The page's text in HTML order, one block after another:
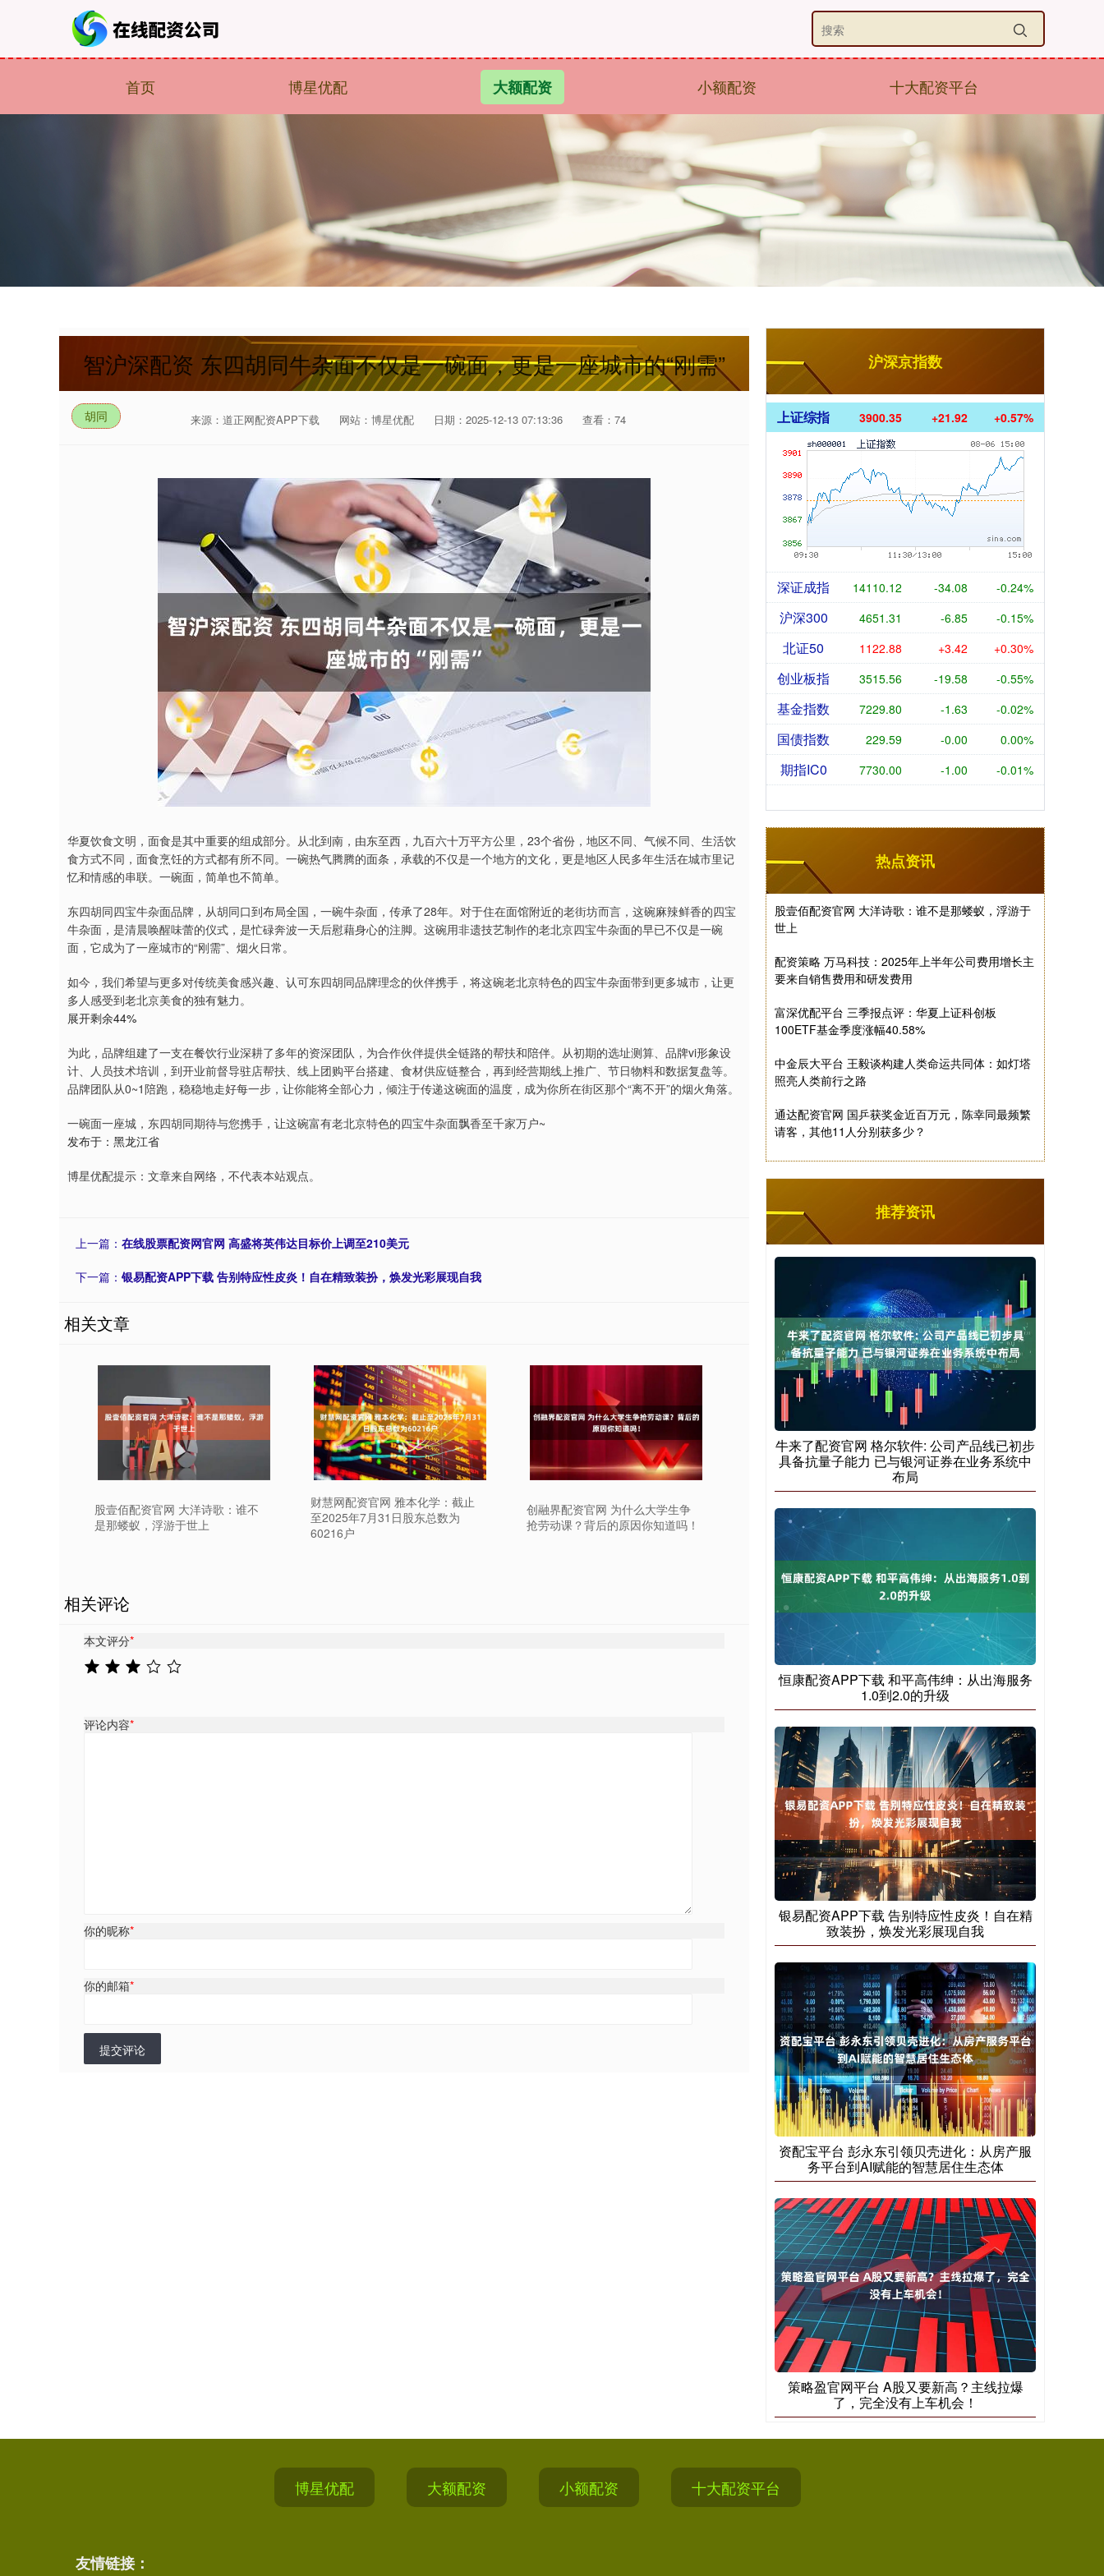
首页 博星优配 大额配资 小额配资 十大配资平台
智沪深配资 东四胡同牛杂面不仅是一碗面，更是一座城市的“刚需”
胡同 来源：道正网配资APP下载 网站：博星优配 日期：2025-12-13 07:13:36 查看：74
华夏饮食文明，面食是其中重要的组成部分。从北到南，由东至西，九百六十万平方公里，23个省份，地区不同、气候不同、生活饮
食方式不同，面食烹饪的方式都有所不同。一碗热气腾腾的面条，承载的不仅是一个地方的文化，更是地区人民多年生活在城市里记
忆和情感的串联。一碗面，简单也不简单。
东四胡同四宝牛杂面品牌，从胡同口到布局全国，一碗牛杂面，传承了28年。对于住在面馆附近的老街坊而言，这碗麻辣鲜香的四宝
牛杂面，是清晨唤醒味蕾的仪式，是忙碌奔波一天后慰藉身心的注脚。这碗用非遗技艺制作的老北京四宝牛杂面的早已不仅是一碗
面，它成为了一座城市的“刚需”、烟火日常。
如今，我们希望与更多对传统美食感兴趣、认可东四胡同品牌理念的伙伴携手，将这碗老北京特色的四宝牛杂面带到更多城市，让更
多人感受到老北京美食的独有魅力。
展开剩余44%
为此，品牌组建了一支在餐饮行业深耕了多年的资深团队，为合作伙伴提供全链路的帮扶和陪伴。从初期的选址测算、品牌vi形象设
计、人员技术培训，到开业前督导驻店帮扶、线上团购平台搭建、食材供应链整合，再到经营期线上推广、节日物料和数据复盘等。
品牌团队从0~1陪跑，稳稳地走好每一步，让你能将全部心力，倾注于传递这碗面的温度，成为你所在街区那个“离不开”的烟火角落。
一碗面一座城，东四胡同期待与您携手，让这碗富有老北京特色的四宝牛杂面飘香至千家万户~
发布于：黑龙江省
博星优配提示：文章来自网络，不代表本站观点。
上一篇： 在线股票配资网官网 高盛将英伟达目标价上调至210美元
下一篇： 银易配资APP下载 告别特应性皮炎！自在精致装扮，焕发光彩展现自我
相关文章
股壹佰配资官网 大洋诗歌：谁不
是那蝼蚁，浮游于世上
财慧网配资官网 雅本化学：截止
至2025年7月31日股东总数为
60216户
创融界配资官网 为什么大学生争
抢劳动课？背后的原因你知道吗！
相关评论
本文评分*
评论内容*
你的昵称*
你的邮箱*
提交评论
沪深京指数
上证综指 3900.35 +21.92 +0.57%
深证成指 14110.12 -34.08 -0.24%
沪深300 4651.31 -6.85 -0.15%
北证50 1122.88 +3.42 +0.30%
创业板指 3515.56 -19.58 -0.55%
基金指数 7229.80 -1.63 -0.02%
国债指数 229.59 -0.00 0.00%
期指IC0 7730.00 -1.00 -0.01%
热点资讯
股壹佰配资官网 大洋诗歌：谁不是那蝼蚁，浮游于
世上
配资策略 万马科技：2025年上半年公司费用增长主
要来自销售费用和研发费用
富深优配平台 三季报点评：华夏上证科创板
100ETF基金季度涨幅40.58%
中金辰大平台 王毅谈构建人类命运共同体：如灯塔
照亮人类前行之路
通达配资官网 国乒获奖金近百万元，陈幸同最频繁
请客，其他11人分别获多少？
推荐资讯
牛来了配资官网 格尔软件: 公司产品线已初步
具备抗量子能力 已与银河证券在业务系统中
布局
恒康配资APP下载 和平高伟绅：从出海服务
1.0到2.0的升级
银易配资APP下载 告别特应性皮炎！自在精
致装扮，焕发光彩展现自我
资配宝平台 彭永东引领贝壳进化：从房产服
务平台到AI赋能的智慧居住生态体
策略盈官网平台 A股又要新高？主线拉爆
了，完全没有上车机会！
博星优配 大额配资 小额配资 十大配资平台
友情链接：